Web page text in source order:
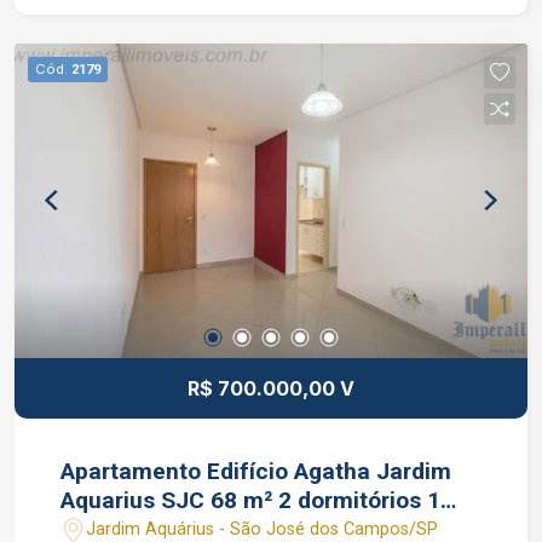
7273 WhatsApp (Claro).
Cód. 2179
R$ 700.000,00 V
Apartamento Edifício Agatha Jardim
Aquarius SJC 68 m² 2 dormitórios 1
suíte
Jardim Aquárius - São José dos Campos/SP